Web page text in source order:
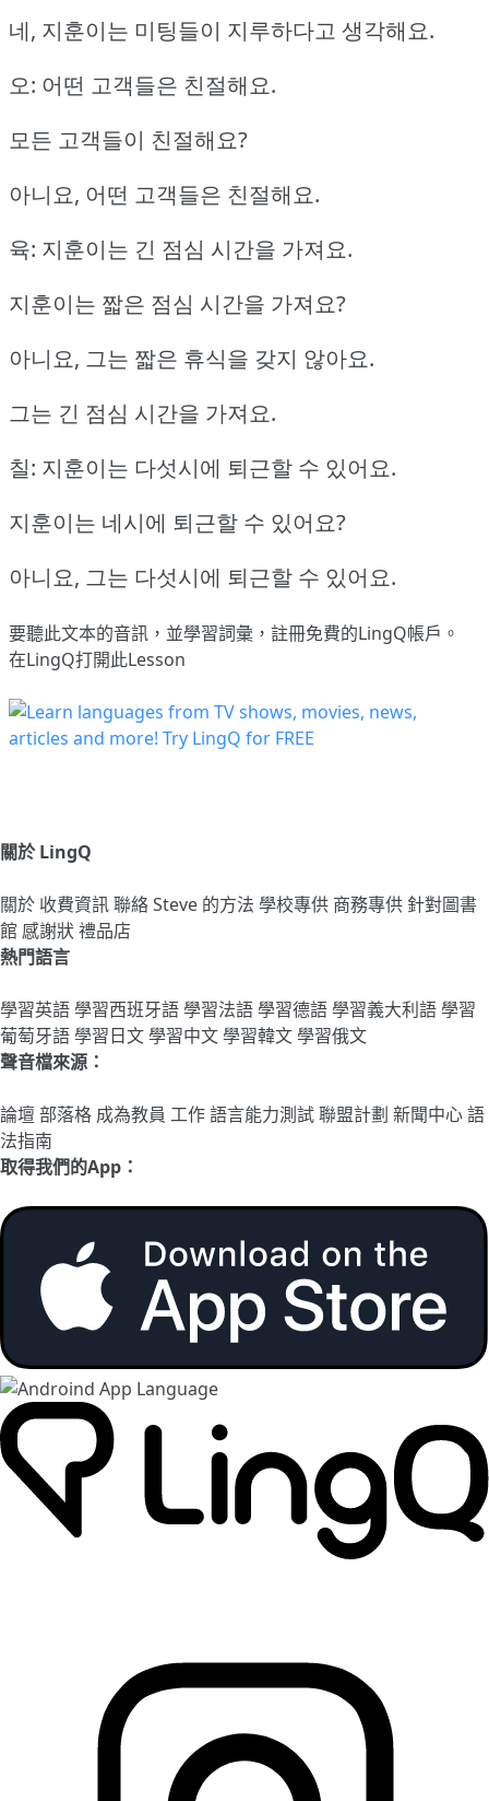
네, 지훈이는 미팅들이 지루하다고 생각해요.
오: 어떤 고객들은 친절해요.
모든 고객들이 친절해요?
아니요, 어떤 고객들은 친절해요.
육: 지훈이는 긴 점심 시간을 가져요.
지훈이는 짧은 점심 시간을 가져요?
아니요, 그는 짧은 휴식을 갖지 않아요.
그는 긴 점심 시간을 가져요.
칠: 지훈이는 다섯시에 퇴근할 수 있어요.
지훈이는 네시에 퇴근할 수 있어요?
아니요, 그는 다섯시에 퇴근할 수 있어요.
要聽此文本的音訊，並學習詞彙， 註冊免費的LingQ帳戶。
在LingQ打開此Lesson
關於 LingQ
關於 收費資訊聯絡Steve 的方法 學校專供 商務專供 針對圖書
館 感謝狀禮品店
熱門語言
學習英語學習西班牙語學習法語學習德語學習義大利語學習
葡萄牙語學習日文學習中文學習韓文學習俄文
聲音檔來源：
論壇部落格 成為教員 工作語言能力測試聯盟計劃 新聞中心語
法指南
取得我們的App：